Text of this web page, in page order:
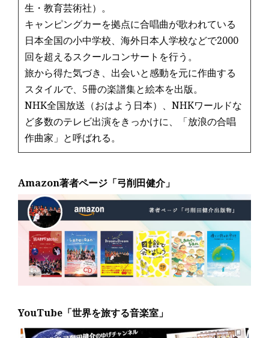
生・教育芸術社）。
キャンピングカーを拠点に合唱曲が歌われている
日本全国の小中学校、海外日本人学校などで2000
回を超えるスクールコンサートを行う。
旅から得た気づき、出会いと感動を元に作曲する
スタイルで、5冊の楽譜集と絵本を出版。
NHK全国放送（おはよう日本）、NHKワールドな
ど多数のテレビ出演をきっかけに、「放浪の合唱
作曲家」と呼ばれる。
Amazon著者ページ「弓削田健介」
YouTube「世界を旅する音楽室」